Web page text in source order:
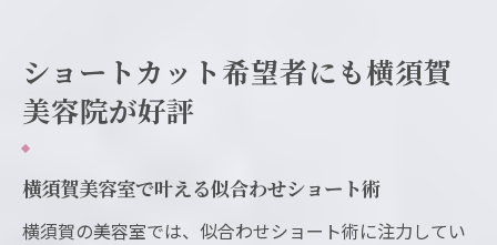
ショートカット希望者にも横須賀
美容院が好評
横須賀美容室で叶える似合わせショート術
横須賀の美容室では、似合わせショート術に注力してい